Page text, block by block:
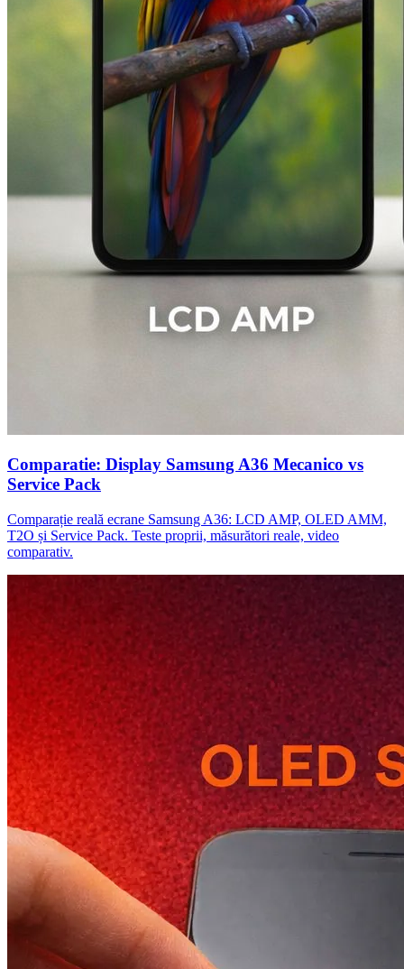
Comparatie: Display Samsung A36 Mecanico vs
Service Pack
Comparație reală ecrane Samsung A36: LCD AMP, OLED AMM,
T2O și Service Pack. Teste proprii, măsurători reale, video
comparativ.